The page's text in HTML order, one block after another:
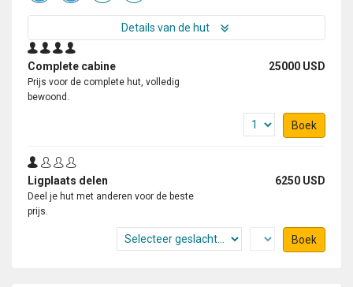
Details van de hut
Complete cabine 25000 USD
Prijs voor de complete hut, volledig
bewoond.
Boek
Ligplaats delen 6250 USD
Deel je hut met anderen voor de beste
prijs.
Boek